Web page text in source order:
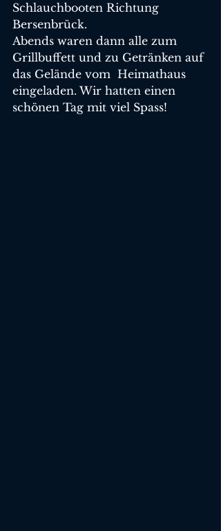
Schlauchbooten Richtung
Bersenbrück.
Abends waren dann alle zum
Grillbuffett und zu Getränken auf
das Gelände vom  Heimathaus
eingeladen. Wir hatten einen
schönen Tag mit viel Spass!